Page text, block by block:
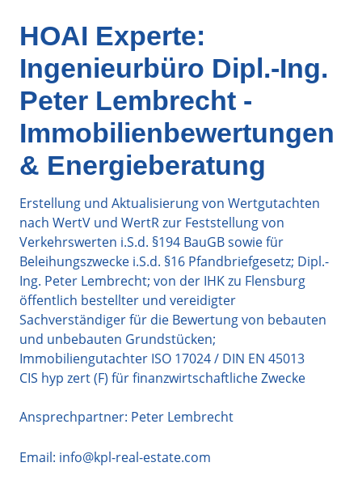
HOAI Experte:
Ingenieurbüro Dipl.-Ing.
Peter Lembrecht -
Immobilienbewertungen
& Energieberatung
Erstellung und Aktualisierung von Wertgutachten
nach WertV und WertR zur Feststellung von
Verkehrswerten i.S.d. §194 BauGB sowie für
Beleihungszwecke i.S.d. §16 Pfandbriefgesetz; Dipl.-
Ing. Peter Lembrecht; von der IHK zu Flensburg
öffentlich bestellter und vereidigter
Sachverständiger für die Bewertung von bebauten
und unbebauten Grundstücken;
Immobiliengutachter ISO 17024 / DIN EN 45013
CIS hyp zert (F) für finanzwirtschaftliche Zwecke
Ansprechpartner: Peter Lembrecht
Email: info@kpl-real-estate.com